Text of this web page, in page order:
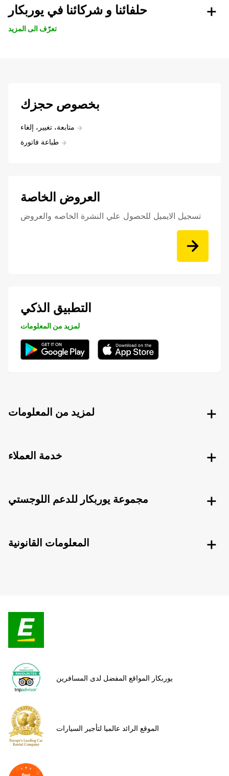
حلفائنا و شركائنا في يوربكار
تعرّف الى المزيد
بخصوص حجزك
متابعة، تغيير، إلغاء
طباعة فاتورة
العروض الخاصة
تسجيل الايميل للحصول علي النشرة الخاصه والعروض
التطبيق الذكي
لمزيد من المعلومات
لمزيد من المعلومات
خدمة العملاء
مجموعة يوربكار للدعم اللوجستي
المعلومات القانونية
يوربكار المواقع المفضل لدى المسافرين
الموقع الرائد عالميا لتأجير السيارات